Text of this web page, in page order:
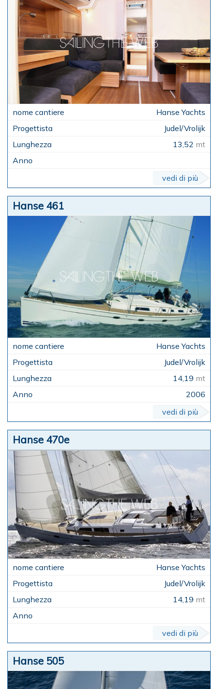
Hanse Yachts
Judel/Vrolijk
13,52 mt
vedi di più
Hanse 461
Hanse Yachts
Judel/Vrolijk
14,19 mt
2006
vedi di più
Hanse 470e
Hanse Yachts
Judel/Vrolijk
14,19 mt
vedi di più
Hanse 505